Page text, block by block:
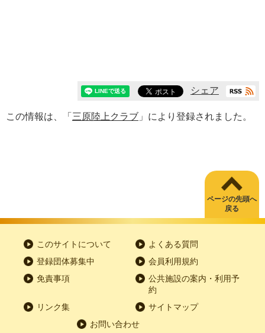
シェア
この情報は、「 三原陸上クラブ 」により登録されました。
ページの先頭へ
戻る
このサイトについて
よくある質問
登録団体募集中
会員利用規約
免責事項
公共施設の案内・利用予
約
リンク集
サイトマップ
お問い合わせ